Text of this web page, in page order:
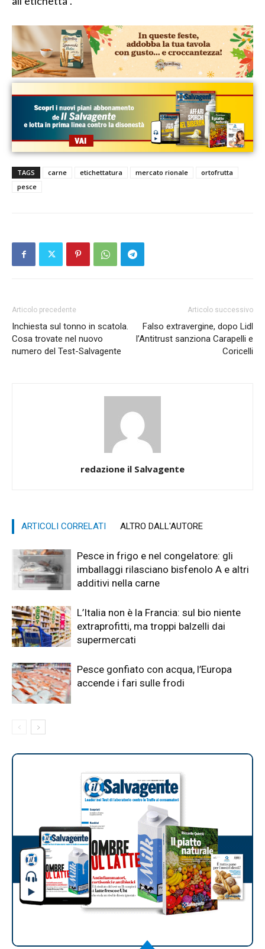
TAGS carne etichettatura mercato rionale
ortofrutta
pesce
Articolo precedente
Inchiesta sul tonno in scatola.
Cosa trovate nel nuovo
numero del Test-Salvagente
Articolo successivo
Falso extravergine, dopo Lidl
l’Antitrust sanziona Carapelli e
Coricelli
redazione il Salvagente
ARTICOLI CORRELATI ALTRO DALL'AUTORE
Pesce in frigo e nel congelatore: gli
imballaggi rilasciano bisfenolo A e altri
additivi nella carne
L’Italia non è la Francia: sul bio niente
extraprofitti, ma troppi balzelli dai
supermercati
Pesce gonfiato con acqua, l’Europa
accende i fari sulle frodi